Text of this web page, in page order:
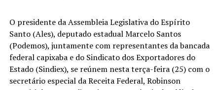
da energia oriunda das usinas hidroelétricas, por mais
que seja um meio ainda dito como sustentável, temos
um impacto muito relevante”, disse.
O professor apontou a energia fotovoltaica como a
melhor tecnologia a ser utilizada nas cidades brasileiras.
O especialista explicou o fator do clima brasileiro
O presidente da Assembleia Legislativa do Espírito
Santo (Ales), deputado estadual Marcelo Santos
(Podemos), juntamente com representantes da bancada
federal capixaba e do Sindicato dos Exportadores do
Estado (Sindiex), se reúnem nesta terça-feira (25) com o
secretário especial da Receita Federal, Robinson